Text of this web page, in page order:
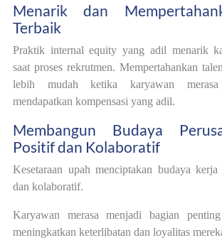
Menarik dan
Terbaik
Praktik internal equity yang adil menarik
saat proses rekrutmen. Mempertahankan
lebih mudah ketika karyawan
mendapatkan kompensasi yang adil.
Membangun Budaya
Positif dan Kolaboratif
Kesetaraan upah menciptakan budaya
dan kolaboratif.
Karyawan merasa menjadi bagian
meningkatkan keterlibatan dan loyalitas